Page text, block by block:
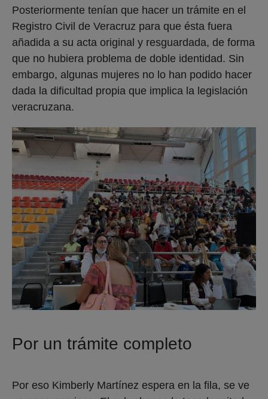
Posteriormente tenían que hacer un trámite en el
Registro Civil de Veracruz para que ésta fuera
añadida a su acta original y resguardada, de forma
que no hubiera problema de doble identidad. Sin
embargo, algunas mujeres no lo han podido hacer
dada la dificultad propia que implica la legislación
veracruzana.
Por un trámite completo
Por eso Kimberly Martínez espera en la fila, se ve